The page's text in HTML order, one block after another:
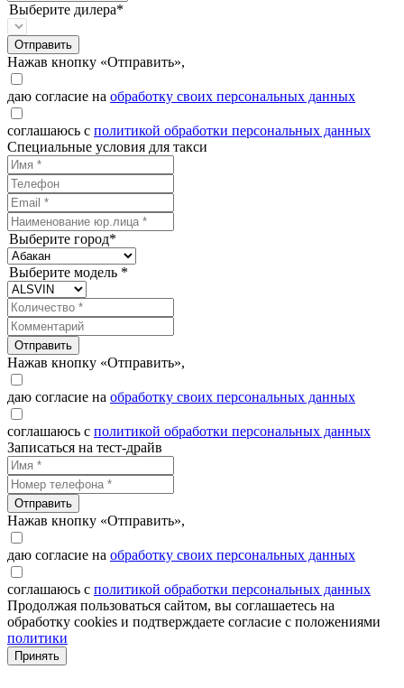
Выберите дилера*
Отправить
Нажав кнопку «Отправить»,
даю согласие на обработку своих персональных данных
соглашаюсь с политикой обработки персональных данных
Специальные условия для такси
Выберите город*
Выберите модель *
Отправить
Нажав кнопку «Отправить»,
даю согласие на обработку своих персональных данных
соглашаюсь с политикой обработки персональных данных
Записаться на тест-драйв
Отправить
Нажав кнопку «Отправить»,
даю согласие на обработку своих персональных данных
соглашаюсь с политикой обработки персональных данных
Продолжая пользоваться сайтом, вы соглашаетесь на
обработку cookies и подтверждаете согласие с положениями
политики
Принять